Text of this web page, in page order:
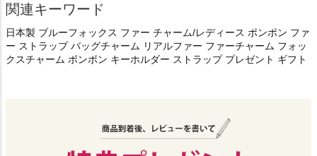
関連キーワード
日本製 ブルーフォックス ファー チャーム/レディース ポンポン ファ
ー ストラップ バッグチャーム リアルファー ファーチャーム フォッ
クスチャーム ボンボン キーホルダー ストラップ プレゼント ギフト